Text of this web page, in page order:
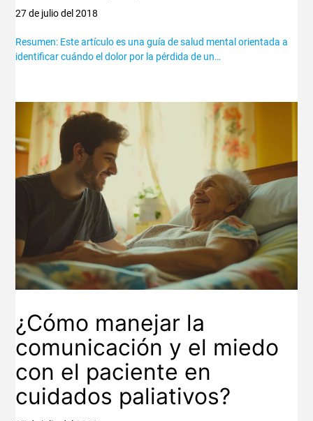
27 de julio del 2018
Resumen: Este artículo es una guía de salud mental orientada a
identificar cuándo el dolor por la pérdida de un…
¿Cómo manejar la
comunicación y el miedo
con el paciente en
cuidados paliativos?